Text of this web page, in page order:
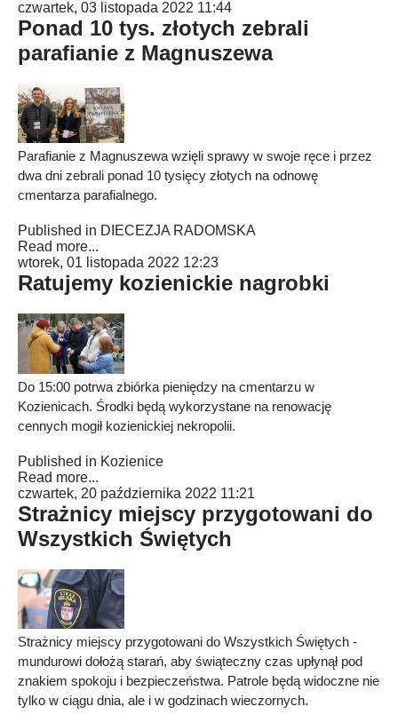
czwartek, 03 listopada 2022 11:44
Ponad 10 tys. złotych zebrali
parafianie z Magnuszewa
Parafianie z Magnuszewa wzięli sprawy w swoje ręce i przez
dwa dni zebrali ponad 10 tysięcy złotych na odnowę
cmentarza parafialnego.
Published in DIECEZJA RADOMSKA
Read more...
wtorek, 01 listopada 2022 12:23
Ratujemy kozienickie nagrobki
Do 15:00 potrwa zbiórka pieniędzy na cmentarzu w
Kozienicach. Środki będą wykorzystane na renowację
cennych mogił kozienickiej nekropolii.
Published in Kozienice
Read more...
czwartek, 20 października 2022 11:21
Strażnicy miejscy przygotowani do
Wszystkich Świętych
Strażnicy miejscy przygotowani do Wszystkich Świętych -
mundurowi dołożą starań, aby świąteczny czas upłynął pod
znakiem spokoju i bezpieczeństwa. Patrole będą widoczne nie
tylko w ciągu dnia, ale i w godzinach wieczornych.